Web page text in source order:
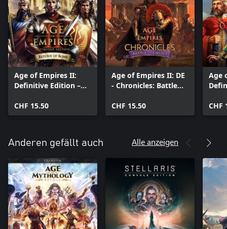
Age of Empires II:
Definitive Edition –
CHF 15.50
Age of Empires II: DE
- Chronicles: Battle
CHF 15.50
Age
CHF
Anderen gefällt auch Alle anzeigen